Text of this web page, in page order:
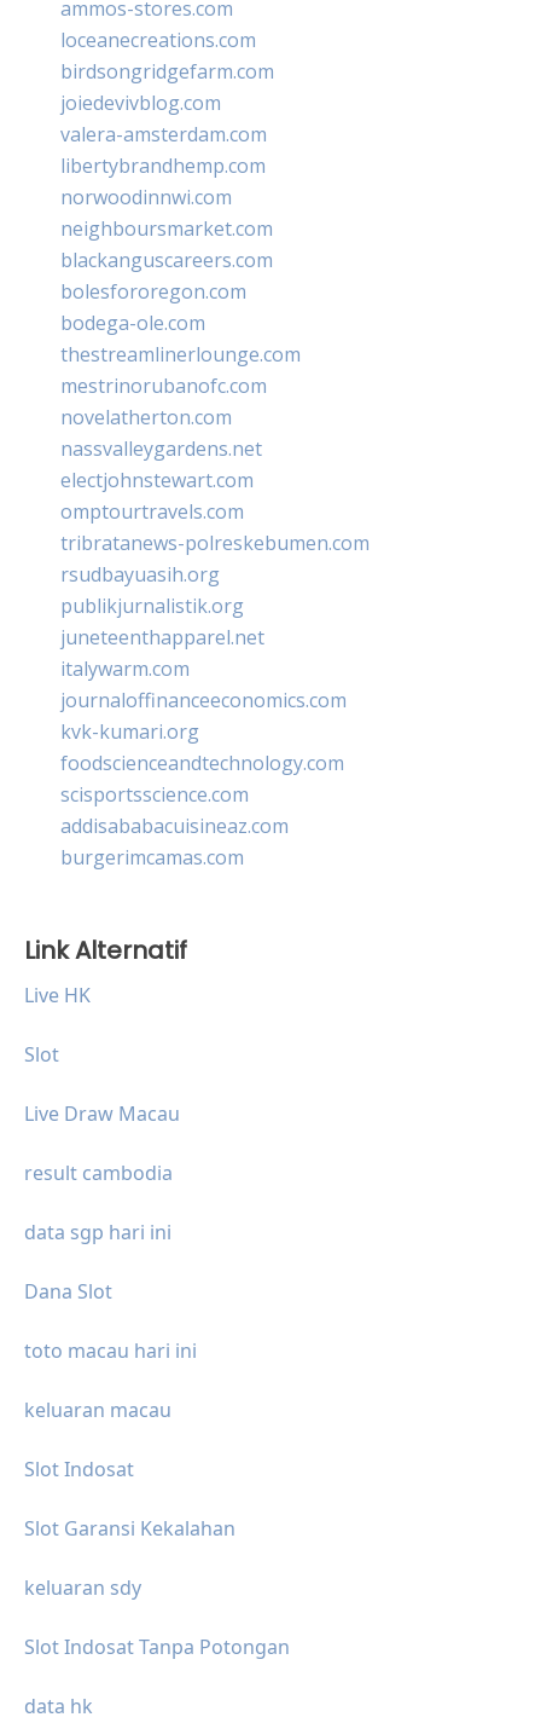
ammos-stores.com
loceanecreations.com
birdsongridgefarm.com
joiedevivblog.com
valera-amsterdam.com
libertybrandhemp.com
norwoodinnwi.com
neighboursmarket.com
blackanguscareers.com
bolesfororegon.com
bodega-ole.com
thestreamlinerlounge.com
mestrinorubanofc.com
novelatherton.com
nassvalleygardens.net
electjohnstewart.com
omptourtravels.com
tribratanews-polreskebumen.com
rsudbayuasih.org
publikjurnalistik.org
juneteenthapparel.net
italywarm.com
journaloffinanceeconomics.com
kvk-kumari.org
foodscienceandtechnology.com
scisportsscience.com
addisababacuisineaz.com
burgerimcamas.com
Link Alternatif
Live HK
Slot
Live Draw Macau
result cambodia
data sgp hari ini
Dana Slot
toto macau hari ini
keluaran macau
Slot Indosat
Slot Garansi Kekalahan
keluaran sdy
Slot Indosat Tanpa Potongan
data hk